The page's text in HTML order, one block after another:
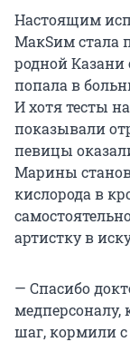
Настоящим
МакSим стала
родной Казани
попала в
И хотя тесты
показывали
певицы
Марины
кислорода в
артистку в
— Спасибо
медперсоналу,
шаг, кормили